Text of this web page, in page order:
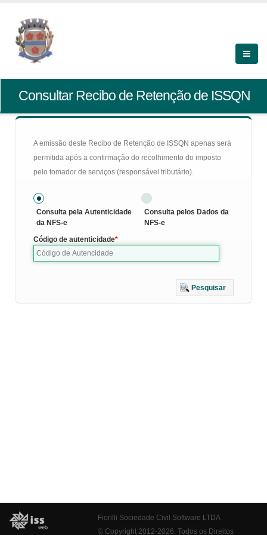
Consultar Recibo de Retenção de ISSQN
A emissão deste Recibo de Retenção de ISSQN apenas será
permitida após a confirmação do recolhimento do imposto
pelo tomador de serviços (responsável tributário).
Consulta pela Autenticidade
da NFS-e
Consulta pelos Dados da
NFS-e
Código de autenticidade
Pesquisar
Fiorilli Sociedade Civil Software LTDA
© Copyright 2012-2026. Todos os Direitos